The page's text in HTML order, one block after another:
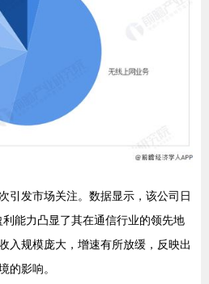
引发市场关注。数据显示，该公司日
能力凸显了其在通信行业的领先地
入规模庞大，增速有所放缓，反映出
的影响。